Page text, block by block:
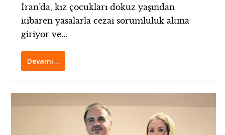
İran’da, kız çocukları dokuz yaşından
itibaren yasalarla cezai sorumluluk altına
giriyor ve...
Devamı…